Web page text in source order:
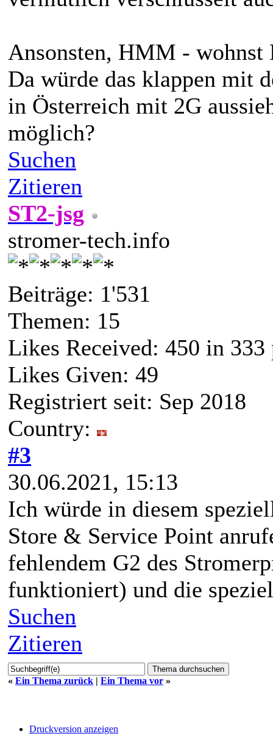
Ansonsten, HMM - wohnst
Da würde das klappen mit
in Österreich mit 2G
möglich?
Suchen
Zitieren
ST2-jsg
stromer-tech.info
Beiträge: 1'531
Themen: 15
Likes Received: 450 in 333
Likes Given: 49
Registriert seit: Sep 2018
Country:
#3
30.06.2021, 15:13
Ich würde in diesem
Store & Service Point
fehlendem G2 des
funktioniert) und die
Suchen
Zitieren
« Ein Thema zurück | Ein Thema vor »
Druckversion anzeigen